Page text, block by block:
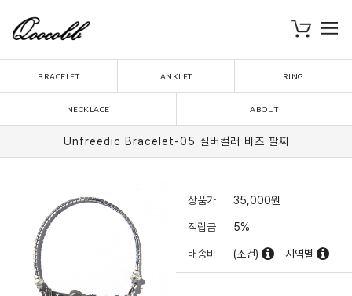
장바구니
BRACELET ANKLET RING
NECKLACE ABOUT
Unfreedic Bracelet-05 실버컬러 비즈 팔찌
상품가 35,000원
적립금 5%
배송비 (조건) 지역별